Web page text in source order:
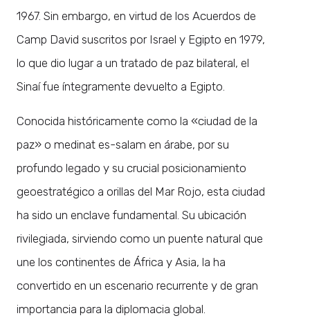
1967. Sin embargo, en virtud de los Acuerdos de
Camp David suscritos por Israel y Egipto en 1979,
lo que dio lugar a un tratado de paz bilateral, el
Sinaí fue íntegramente devuelto a Egipto.
Conocida históricamente como la «ciudad de la
paz» o medinat es-salam en árabe, por su
profundo legado y su crucial posicionamiento
geoestratégico a orillas del Mar Rojo, esta ciudad
ha sido un enclave fundamental. Su ubicación
rivilegiada, sirviendo como un puente natural que
une los continentes de África y Asia, la ha
convertido en un escenario recurrente y de gran
importancia para la diplomacia global.